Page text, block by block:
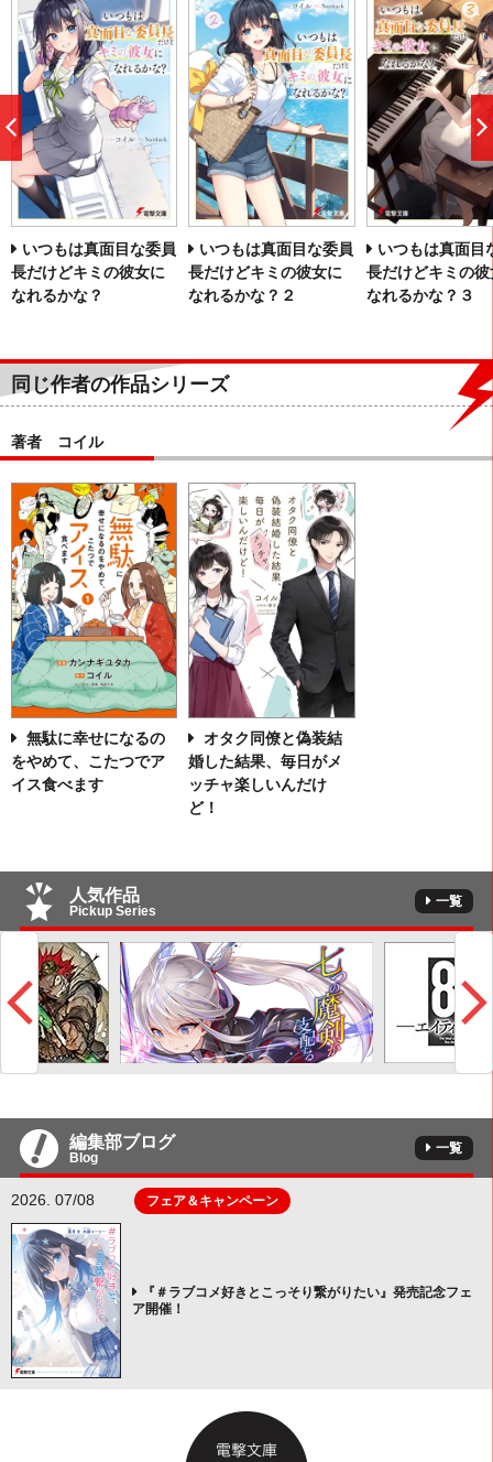
いつもは真面目な委員
長だけどキミの彼女に
なれるかな？
いつもは真面目な委員
長だけどキミの彼女に
なれるかな？２
いつもは真面目
長だけどキミの彼
なれるかな？３
前
へ
同じ作者の作品シリーズ
著者 コイル
無駄に幸せになるの
をやめて、こたつでア
イス食べます
オタク同僚と偽装結
婚した結果、毎日がメ
ッチャ楽しいんだけ
ど！
人気作品
Pickup Series
一覧
編集部ブログ
Blog
一覧
2026. 07/08 フェア＆キャンペーン
『＃ラブコメ好きとこっそり繋がりたい』発売記念フェ
ア開催！